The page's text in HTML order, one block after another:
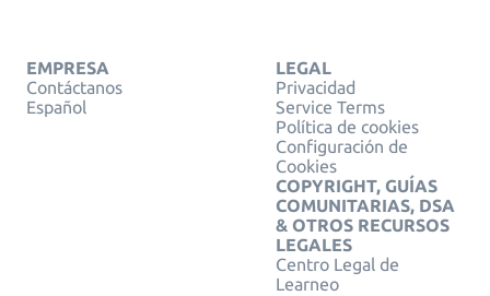
EMPRESA
Contáctanos
Español
LEGAL
Privacidad
Service Terms
Política de cookies
Configuración de
Cookies
COPYRIGHT, GUÍAS
COMUNITARIAS, DSA
& OTROS RECURSOS
LEGALES
Centro Legal de
Learneo